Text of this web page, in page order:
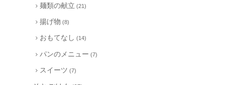
麺類の献立 (21)
揚げ物 (8)
おもてなし (14)
パンのメニュー (7)
スイーツ (7)